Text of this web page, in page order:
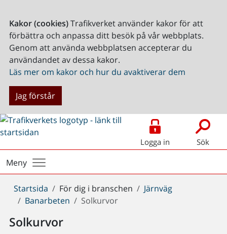
Kakor (cookies)Trafikverket använder kakor för att
förbättra och anpassa ditt besök på vår webbplats.
Genom att använda webbplatsen accepterar du
användandet av dessa kakor.
Läs mer om kakor och hur du avaktiverar dem
Jag förstår
Logga in Sök
Meny
Du
är
Startsida För dig i branschen
Järnväg
Banarbeten
Solkurvor
Solkurvor